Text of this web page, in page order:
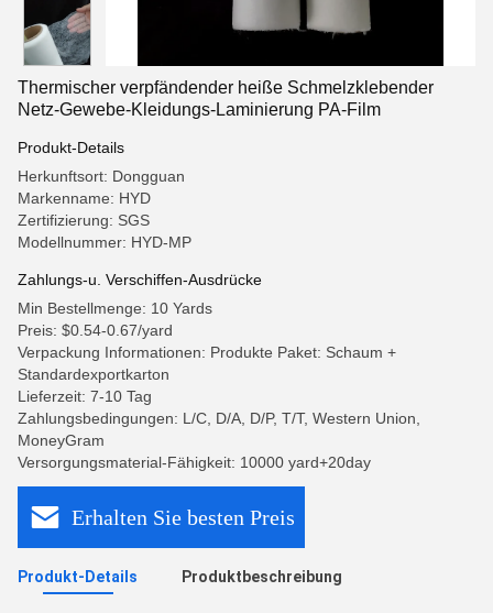
Thermischer verpfändender heiße Schmelzklebender
Netz-Gewebe-Kleidungs-Laminierung PA-Film
Produkt-Details
Herkunftsort: Dongguan
Markenname: HYD
Zertifizierung: SGS
Modellnummer: HYD-MP
Zahlungs-u. Verschiffen-Ausdrücke
Min Bestellmenge: 10 Yards
Preis: $0.54-0.67/yard
Verpackung Informationen: Produkte Paket: Schaum +
Standardexportkarton
Lieferzeit: 7-10 Tag
Zahlungsbedingungen: L/C, D/A, D/P, T/T, Western Union,
MoneyGram
Versorgungsmaterial-Fähigkeit: 10000 yard+20day
Erhalten Sie besten Preis
Produkt-Details Produktbeschreibung